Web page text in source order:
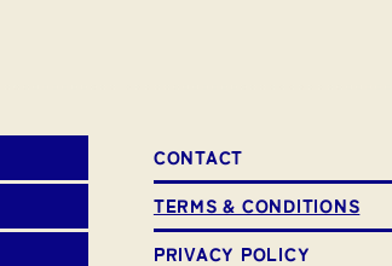
CONTACT
TERMS & CONDITIONS
PRIVACY POLICY